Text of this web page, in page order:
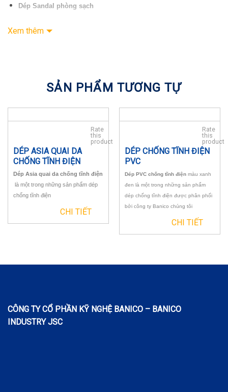
Dép Sandal phòng sạch
Sản phẩmDép Sandal phòng sạch chống tĩnh điệnđược nhập
phòng sạch, chống tĩnh điện
Điện trở bề mặt: đạt chuẩn từ 10^6 đến 10^9 ohm.
Đế dép màu đen, quai màu xanh, không bám bụi bẩn khi sử dụng.
Đóng gói theo yêu cầu của khách hàng.
Độ bền cao, không cong vênh khi sử dụng, siêu nhẹ.
Mô Tả
mềm xốp, độ bền cao, kiểu dáng thống dụng như những loại dép thông
kiện, thiết bị điện tử, hay trong một số lĩnh vực thuộc các ngành y tế,
Xem thêm
SẢN PHẨM TƯƠNG TỰ
Rate
this
product
DÉP ASIA QUAI DA
CHỐNG TĨNH ĐIỆN
Dép Asia quai da chống tĩnh điện
là một trong những sản phẩm dép
chống tĩnh điện
CHI TIẾT
Rate
this
product
DÉP CHỐNG TĨNH ĐIỆN
PVC
Dép PVC chống tĩnh điện màu xanh
đen là một trong những sản phẩm
dép chống tĩnh điện được phân phối
bởi công ty Banico chúng tôi
CHI TIẾT
CÔNG TY CỔ PHẦN KỸ NGHỆ BANICO – BANICO
INDUSTRY JSC